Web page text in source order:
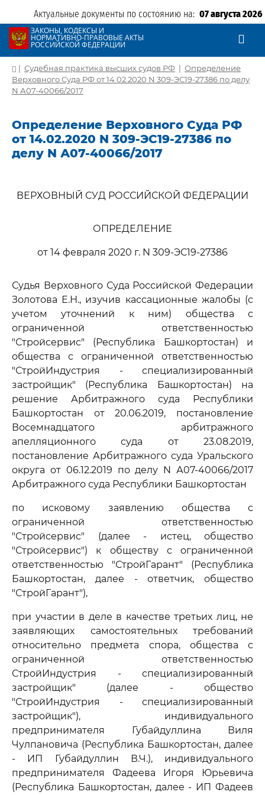
Актуальные документы по состоянию на: 07 августа 2026
ЗАКОНЫ, КОДЕКСЫ И
НОРМАТИВНО-ПРАВОВЫЕ АКТЫ
РОССИЙСКОЙ ФЕДЕРАЦИИ
| Судебная практика высших судов РФ | Определение
Верховного Суда РФ от 14.02.2020 N 309-ЭС19-27386 по делу
N А07-40066/2017
Определение Верховного Суда РФ
от 14.02.2020 N 309-ЭС19-27386 по
делу N А07-40066/2017
ВЕРХОВНЫЙ СУД РОССИЙСКОЙ ФЕДЕРАЦИИ
ОПРЕДЕЛЕНИЕ
от 14 февраля 2020 г. N 309-ЭС19-27386
Судья Верховного Суда Российской Федерации
Золотова Е.Н., изучив кассационные жалобы (с
учетом уточнений к ним) общества с
ограниченной ответственностью
"Стройсервис" (Республика Башкортостан) и
общества с ограниченной ответственностью
"СтройИндустрия - специализированный
застройщик" (Республика Башкортостан) на
решение Арбитражного суда Республики
Башкортостан от 20.06.2019, постановление
Восемнадцатого арбитражного
апелляционного суда от 23.08.2019,
постановление Арбитражного суда Уральского
округа от 06.12.2019 по делу N А07-40066/2017
Арбитражного суда Республики Башкортостан
по исковому заявлению общества с
ограниченной ответственностью
"Стройсервис" (далее - истец, общество
"Стройсервис") к обществу с ограниченной
ответственностью "СтройГарант" (Республика
Башкортостан, далее - ответчик, общество
"СтройГарант"),
при участии в деле в качестве третьих лиц, не
заявляющих самостоятельных требований
относительно предмета спора, общества с
ограниченной ответственностью
СтройИндустрия - специализированный
застройщик" (далее - общество
"СтройИндустрия - специализированный
застройщик"), индивидуального
предпринимателя Губайдуллина Виля
Чулпановича (Республика Башкортостан, далее
- ИП Губайдуллин В.Ч.), индивидуального
предпринимателя Фадеева Игоря Юрьевича
(Республика Башкортостан, далее - ИП Фадеев